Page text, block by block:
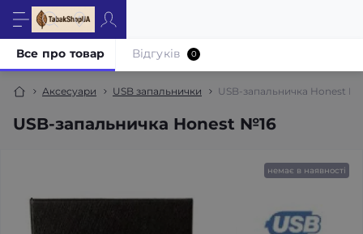
Аксесуари USB запальнички USB-запальничка Honest
USB-запальничка Honest №16
Все про товар Відгуків 0
немає в наявності